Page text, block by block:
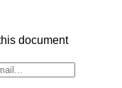
document